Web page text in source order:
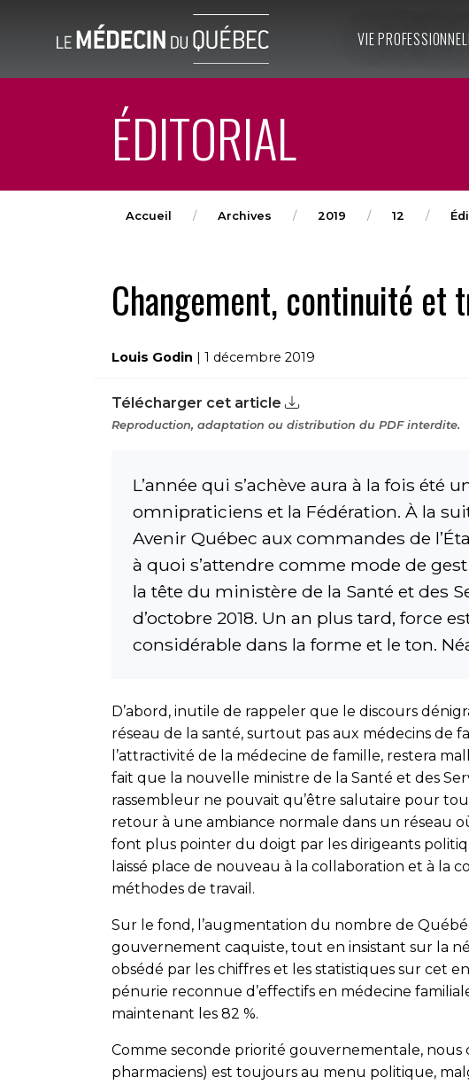
VIE
ÉDITORIAL
Accueil Archives 2019 12
Changement, continuité et
Louis Godin | 1 décembre 2019
Télécharger cet article
Reproduction, adaptation ou distribution du PDF interdite.
L’année qui s’achève aura à la fois
omnipraticiens et la Fédération. À la
Avenir Québec aux commandes de
à quoi s’attendre comme mode de
la tête du ministère de la Santé et des
d’octobre 2018. Un an plus tard, force
considérable dans la forme et le ton.
D’abord, inutile de rappeler que le discours
réseau de la santé, surtout pas aux médecins de
l’attractivité de la médecine de famille, restera
fait que la nouvelle ministre de la Santé et des
rassembleur ne pouvait qu’être salutaire pour
retour à une ambiance normale dans un réseau
font plus pointer du doigt par les dirigeants
laissé place de nouveau à la collaboration et à la
méthodes de travail.
Sur le fond, l’augmentation du nombre de
gouvernement caquiste, tout en insistant sur la
obsédé par les chiffres et les statistiques sur cet
pénurie reconnue d’effectifs en médecine
maintenant les 82 %.
Comme seconde priorité gouvernementale, nous
pharmaciens) est toujours au menu politique,